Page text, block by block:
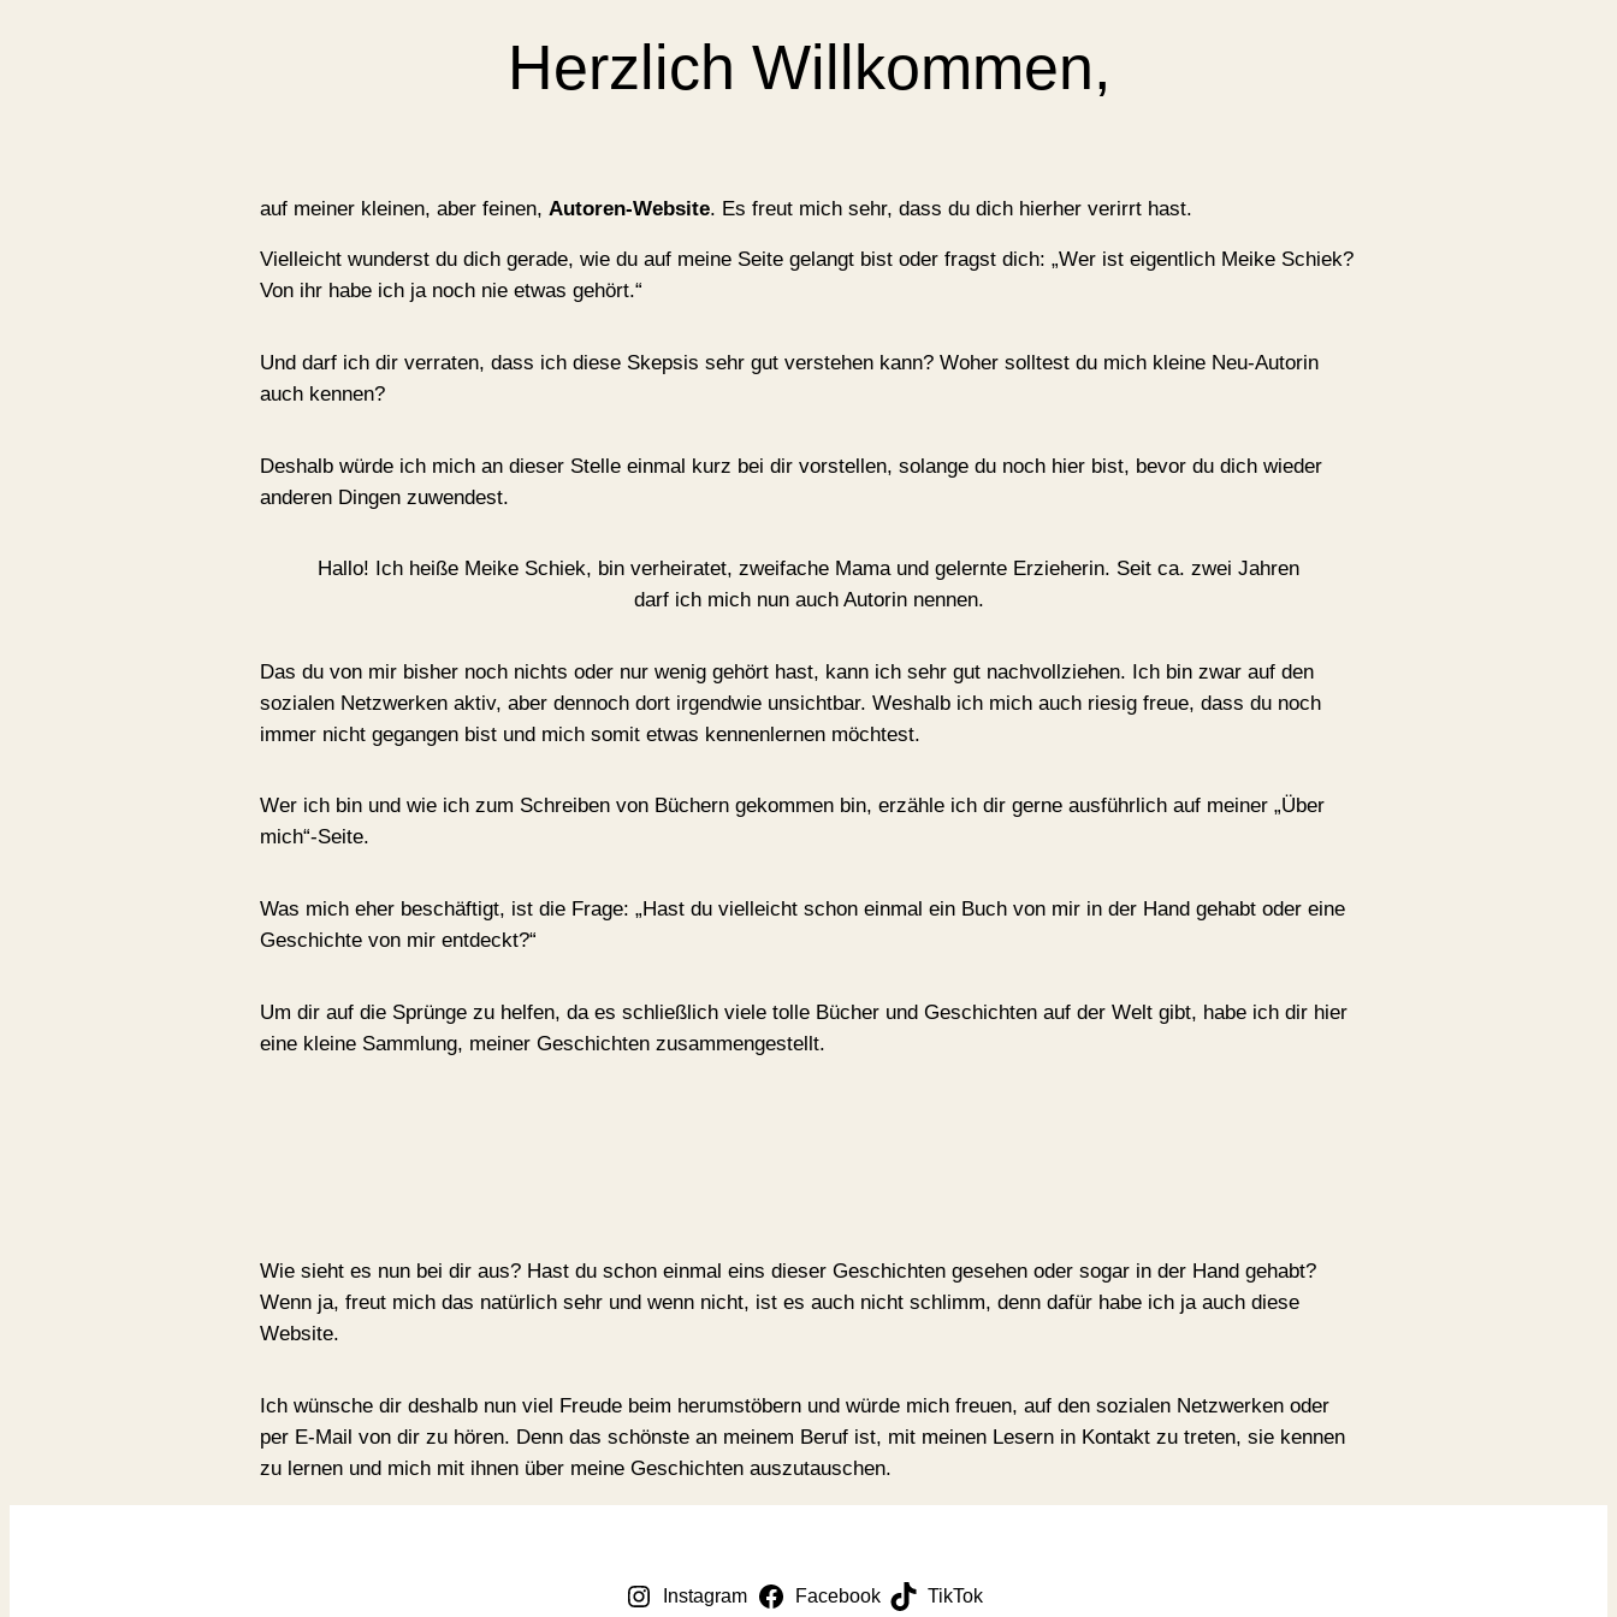
Herzlich Willkommen,
auf meiner kleinen, aber feinen, Autoren-Website. Es freut mich sehr, dass du dich hierher verirrt hast.
Vielleicht wunderst du dich gerade, wie du auf meine Seite gelangt bist oder fragst dich: „Wer ist eigentlich Meike Schiek?
Von ihr habe ich ja noch nie etwas gehört.“
Und darf ich dir verraten, dass ich diese Skepsis sehr gut verstehen kann? Woher solltest du mich kleine Neu-Autorin
auch kennen?
Deshalb würde ich mich an dieser Stelle einmal kurz bei dir vorstellen, solange du noch hier bist, bevor du dich wieder
anderen Dingen zuwendest.
Hallo! Ich heiße Meike Schiek, bin verheiratet, zweifache Mama und gelernte Erzieherin. Seit ca. zwei Jahren
darf ich mich nun auch Autorin nennen.
Das du von mir bisher noch nichts oder nur wenig gehört hast, kann ich sehr gut nachvollziehen. Ich bin zwar auf den
sozialen Netzwerken aktiv, aber dennoch dort irgendwie unsichtbar. Weshalb ich mich auch riesig freue, dass du noch
immer nicht gegangen bist und mich somit etwas kennenlernen möchtest.
Wer ich bin und wie ich zum Schreiben von Büchern gekommen bin, erzähle ich dir gerne ausführlich auf meiner „Über
mich“-Seite.
Was mich eher beschäftigt, ist die Frage: „Hast du vielleicht schon einmal ein Buch von mir in der Hand gehabt oder eine
Geschichte von mir entdeckt?“
Um dir auf die Sprünge zu helfen, da es schließlich viele tolle Bücher und Geschichten auf der Welt gibt, habe ich dir hier
eine kleine Sammlung, meiner Geschichten zusammengestellt.
Wie sieht es nun bei dir aus? Hast du schon einmal eins dieser Geschichten gesehen oder sogar in der Hand gehabt?
Wenn ja, freut mich das natürlich sehr und wenn nicht, ist es auch nicht schlimm, denn dafür habe ich ja auch diese
Website.
Ich wünsche dir deshalb nun viel Freude beim herumstöbern und würde mich freuen, auf den sozialen Netzwerken oder
per E-Mail von dir zu hören. Denn das schönste an meinem Beruf ist, mit meinen Lesern in Kontakt zu treten, sie kennen
zu lernen und mich mit ihnen über meine Geschichten auszutauschen.
Instagram Facebook TikTok